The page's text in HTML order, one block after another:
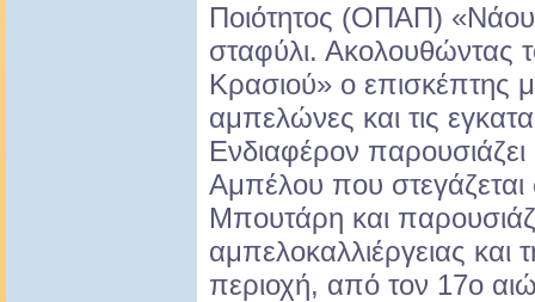
Ποιότητος (ΟΠΑΠ)
σταφύλι. Ακολουθώντας
Κρασιού» ο επισκέπτης
αμπελώνες και τις
Ενδιαφέρον
Αμπέλου που στεγάζεται
Μπουτάρη και
αμπελοκαλλιέργειας
περιοχή, από τον 17o